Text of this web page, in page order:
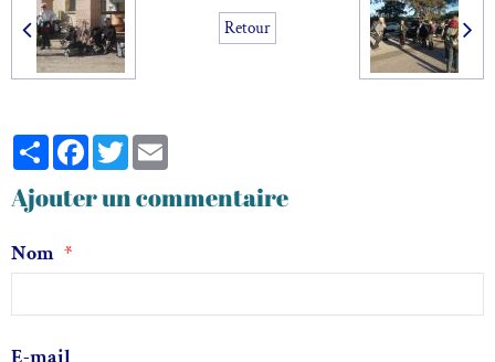
Retour
PartagerFacebook
Twitter
Ajouter un commentaire
Nom